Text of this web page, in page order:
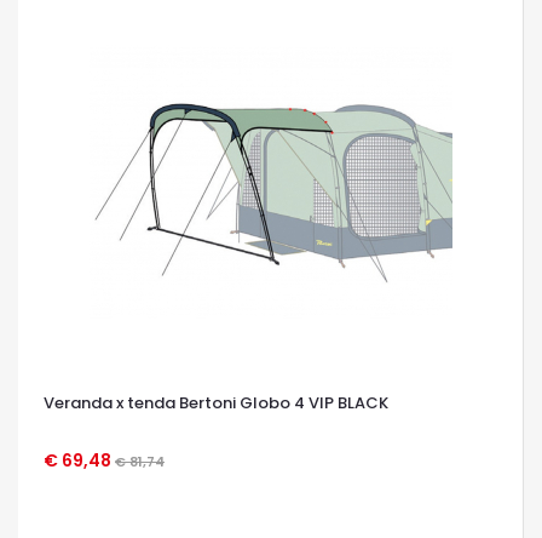
Veranda x tenda Bertoni Globo 4 VIP BLACK
€ 69,48 € 81,74
OCCHIATA VELOCE